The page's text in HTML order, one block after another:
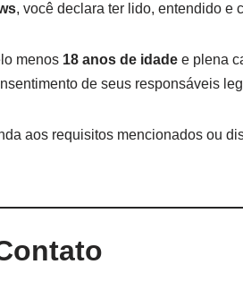
, você declara ter lido, entendido e
menos 18 anos de idade e plena
de seus responsáveis
aos requisitos mencionados ou